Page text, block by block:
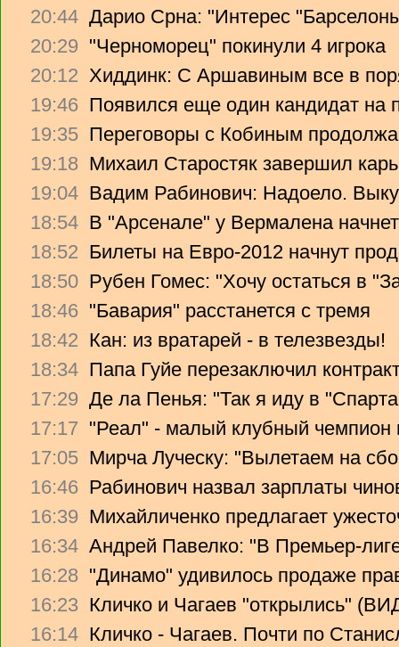
20:44 Дарио Срна: "Интерес
20:29 "Черноморец" покинули 4 игрока
20:12 Хиддинк: С Аршавиным все в
19:46 Появился еще один кандидат на
19:35 Переговоры с Кобиным
19:18 Михаил Старостяк завершил
19:04 Вадим Рабинович: Надоело.
18:54 В "Арсенале" у Вермалена
18:52 Билеты на Евро-2012 начнут
18:50 Рубен Гомес: "Хочу остаться в
18:46 "Бавария" расстанется с тремя
18:42 Кан: из вратарей - в телезвезды!
18:34 Папа Гуйе перезаключил
17:29 Де ла Пенья: "Так я иду в
17:17 "Реал" - малый клубный чемпион
17:05 Мирча Луческу: "Вылетаем на
16:46 Рабинович назвал зарплаты
16:39 Михайличенко предлагает
16:34 Андрей Павелко: "В Премьер-
16:28 "Динамо" удивилось продаже
16:23 Кличко и Чагаев "открылись"
16:14 Кличко - Чагаев. Почти по